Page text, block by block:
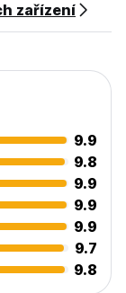
zařízení
9.9
9.8
9.9
9.9
9.9
9.7
9.8